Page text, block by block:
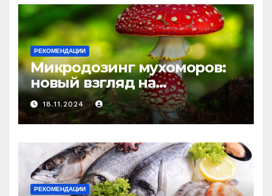
РЕКОМЕНДАЦИИ
Микродозинг мухоморов:
новый взгляд на
психоделику
18.11.2024
РЕКОМЕНДАЦИИ